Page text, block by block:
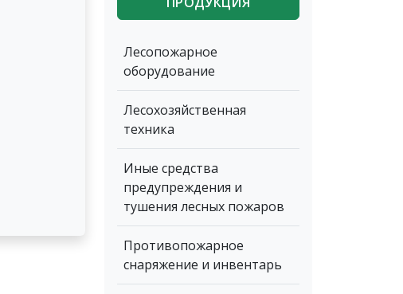
Лесопожарное
оборудование
Лесохозяйственная
техника
Иные средства
предупреждения и
тушения лесных пожаров
Противопожарное
снаряжение и инвентарь